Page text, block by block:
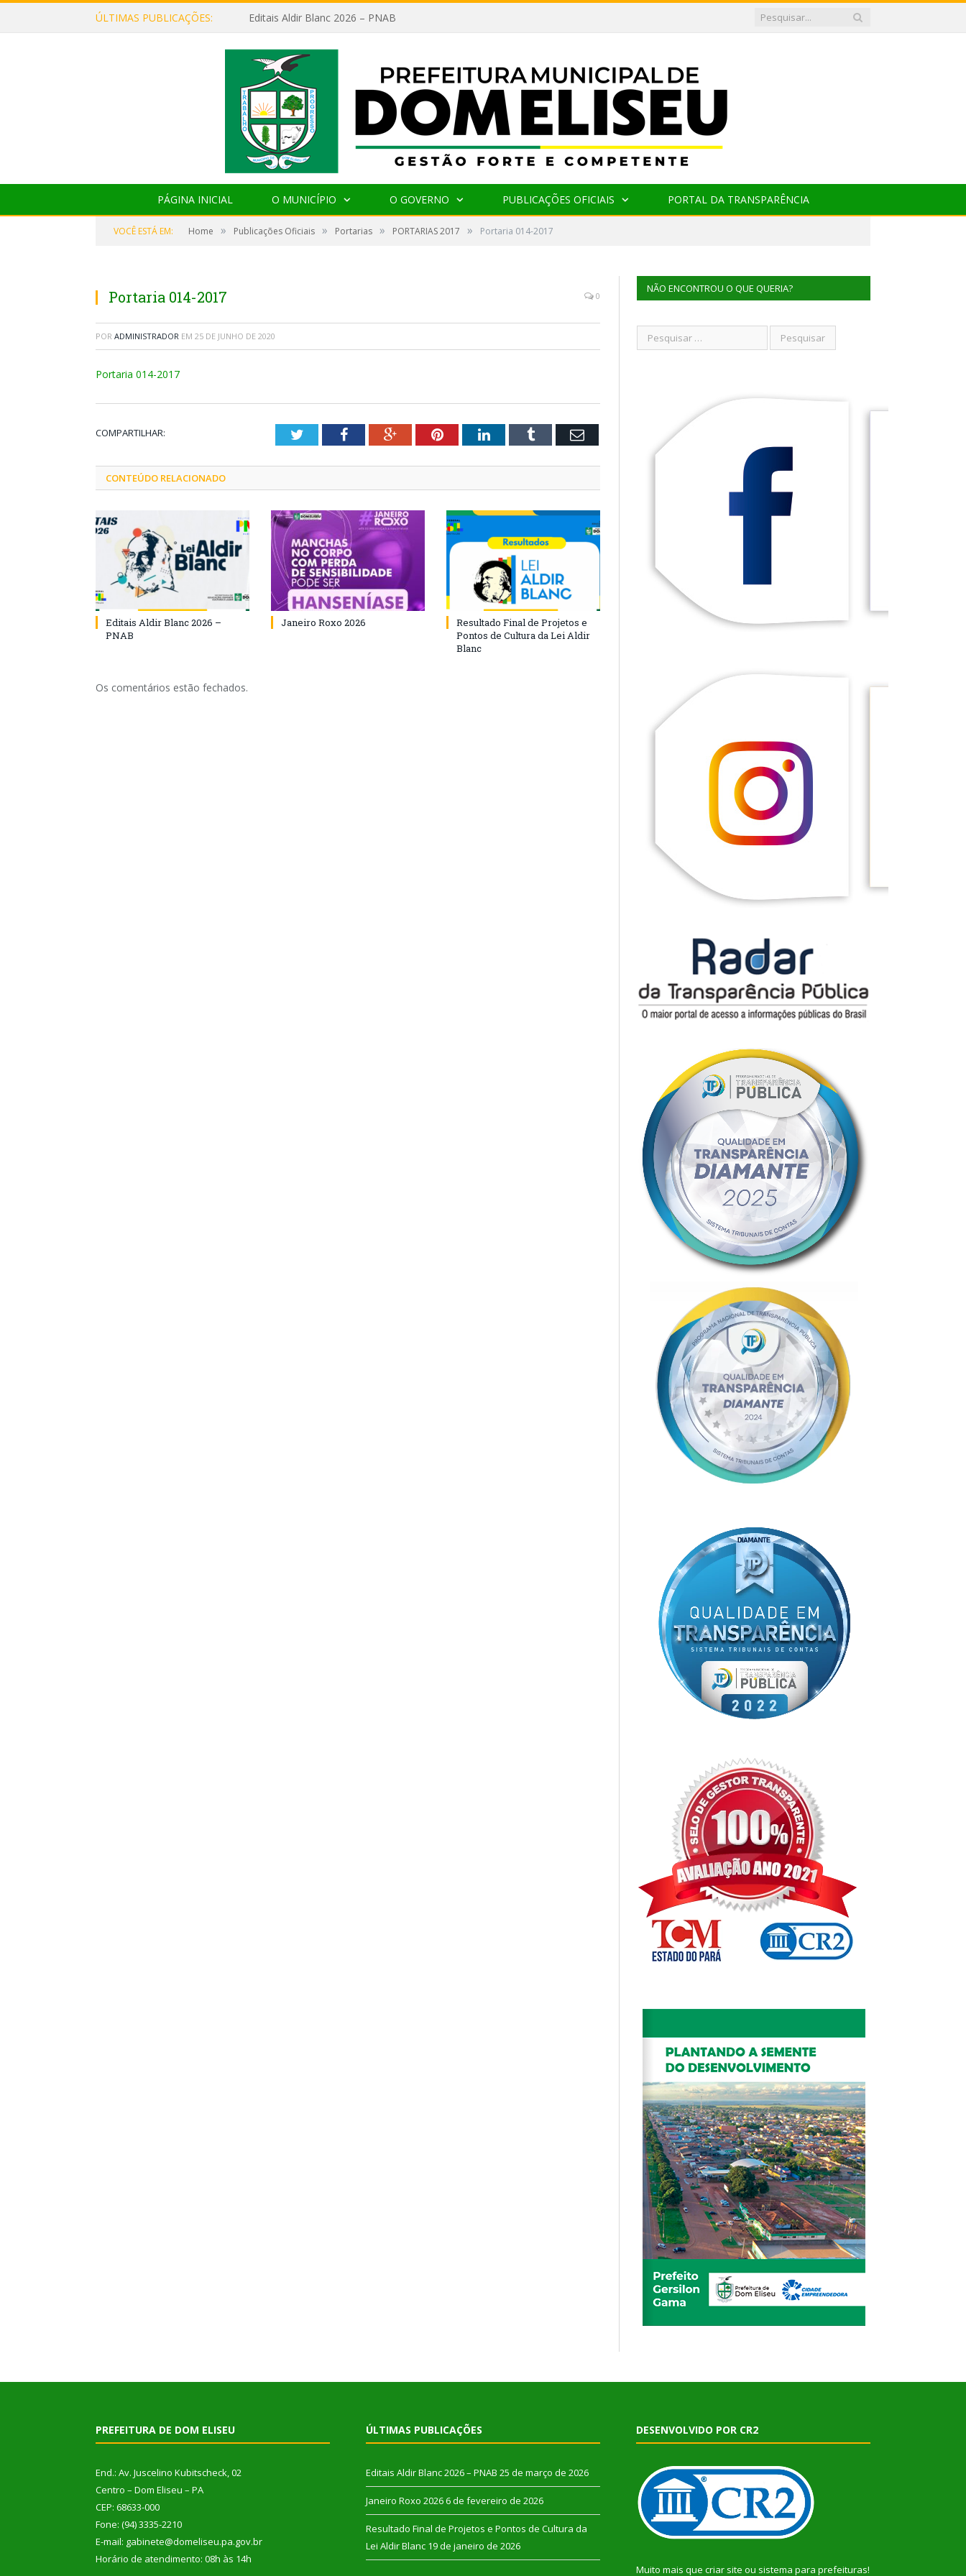
ÚLTIMAS PUBLICAÇÕES: Editais Aldir Blanc 2026 – PNAB
PÁGINA INICIAL O MUNICÍPIO O GOVERNO PUBLICAÇÕES OFICIAIS PORTAL DA TRANSPARÊNCIA
VOCÊ ESTÁ EM: Home » Publicações Oficiais » Portarias » PORTARIAS 2017 » Portaria 014-2017
Portaria 014-2017 0
POR ADMINISTRADOR EM 25 DE JUNHO DE 2020
Portaria 014-2017
COMPARTILHAR: TwitterFacebookGoogle+PinterestLinkedInTumblr Email
CONTEÚDO RELACIONADO
Editais Aldir Blanc 2026 –
PNAB
Janeiro Roxo 2026
Resultado Final de Projetos e
Pontos de Cultura da Lei Aldir
Blanc
Os comentários estão fechados.
NÃO ENCONTROU O QUE QUERIA?
PREFEITURA DE DOM ELISEU
End.: Av. Juscelino Kubitscheck, 02
Centro – Dom Eliseu – PA
CEP: 68633-000
Fone: (94) 3335-2210
E-mail: gabinete@domeliseu.pa.gov.br
Horário de atendimento: 08h às 14h
ÚLTIMAS PUBLICAÇÕES
Editais Aldir Blanc 2026 – PNAB 25 de março de 2026
Janeiro Roxo 2026 6 de fevereiro de 2026
Resultado Final de Projetos e Pontos de Cultura da
Lei Aldir Blanc 19 de janeiro de 2026
DESENVOLVIDO POR CR2
Muito mais que criar site ou sistema para prefeituras!